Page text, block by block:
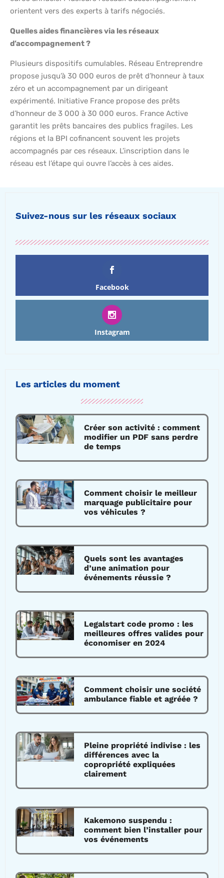
orientent vers des experts à tarifs négociés.
Quelles aides financières via les réseaux
d’accompagnement ?
Plusieurs dispositifs cumulables. Réseau Entreprendre
propose jusqu’à 30 000 euros de prêt d’honneur à taux
zéro et un accompagnement par un dirigeant
expérimenté. Initiative France propose des prêts
d’honneur de 3 000 à 30 000 euros. France Active
garantit les prêts bancaires des publics fragiles. Les
régions et la BPI cofinancent souvent les projets
accompagnés par ces réseaux. L’inscription dans le
réseau est l’étape qui ouvre l’accès à ces aides.
Suivez-nous sur les réseaux sociaux
Facebook
Instagram
Les articles du moment
Créer son activité : comment
modifier un PDF sans perdre
de temps
Comment choisir le meilleur
marquage publicitaire pour
vos véhicules ?
Quels sont les avantages
d’une animation pour
événements réussie ?
Legalstart code promo : les
meilleures offres valides pour
économiser en 2024
Comment choisir une société
ambulance fiable et agréée ?
Pleine propriété indivise : les
différences avec la
copropriété expliquées
clairement
Kakemono suspendu :
comment bien l’installer pour
vos événements